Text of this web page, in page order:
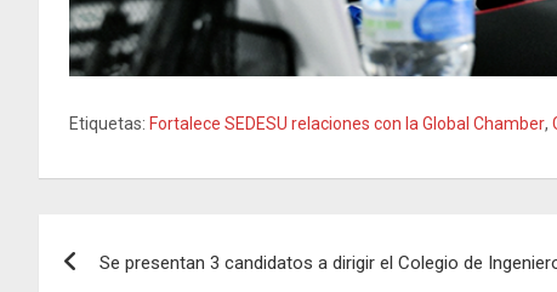
Etiquetas: Fortalece SEDESU relaciones con la Global Chamber,
Se presentan 3 candidatos a dirigir el Colegio de